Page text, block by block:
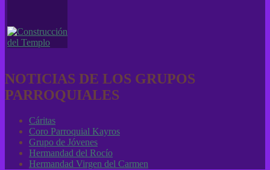
NOTICIAS DE LOS GRUPOS
PARROQUIALES
Cáritas
Coro Parroquial Kayros
Grupo de Jóvenes
Hermandad del Rocío
Hermandad Virgen del Carmen